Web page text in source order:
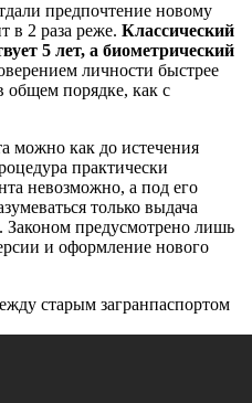
предпочтение новому
в 2 раза реже. Классический
5 лет, а биометрический
личности быстрее
общем порядке, как с
можно как до истечения
практически
невозможно, а под его
только выдача
Законом предусмотрено лишь
и оформление нового
старым загранпаспортом